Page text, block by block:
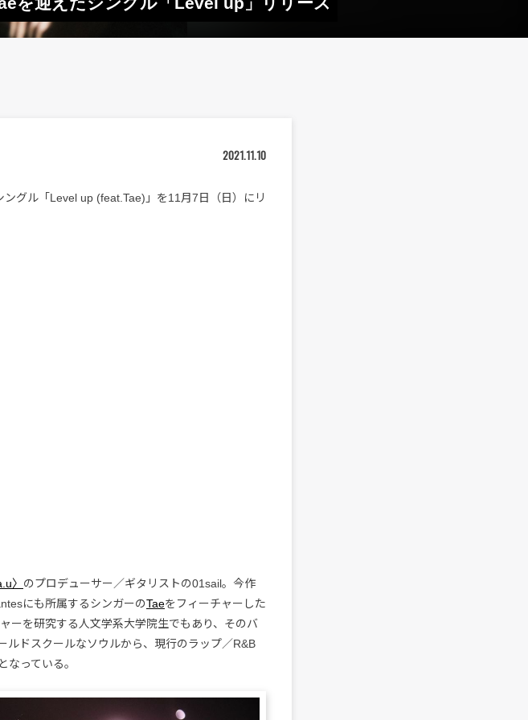
2021.11.10
グル「Level up (feat.Tae)」を11月7日（日）にリ
〉 のプロデューサー／ギタリストの01sail。今作
にも所属するシンガーのTaeをフィーチャーした
ーを研究する人文学系大学院生でもあり、そのバ
ルドスクールなソウルから、現行のラップ／R&B
なっている。